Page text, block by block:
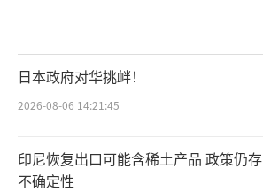
日本政府对华挑衅！
2026-08-06 14:21:45
印尼恢复出口可能含稀土产品 政策仍存
不确定性